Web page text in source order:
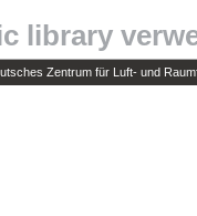
library
Zentrum für Luft- und